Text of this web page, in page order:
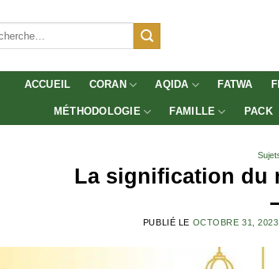
ACCUEIL CORAN AQIDA FATWA
MÉTHODOLOGIE FAMILLE PACK
La signification du
PUBLIÉ LE OCTOBRE 31, 2023